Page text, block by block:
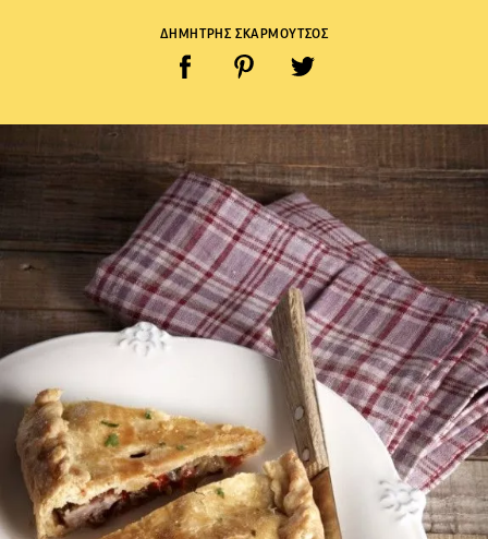
ΔΗΜΗΤΡΗΣ ΣΚΑΡΜΟΥΤΣΟΣ